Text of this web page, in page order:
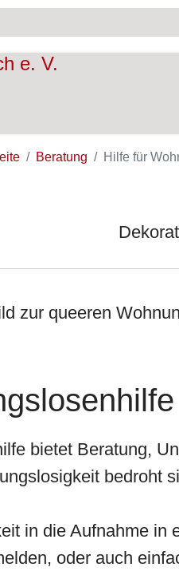
Beratung Hilfe für
bietet Beratung,
bedroht
in die Aufnahme
oder auch